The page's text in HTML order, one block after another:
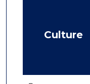
Culture